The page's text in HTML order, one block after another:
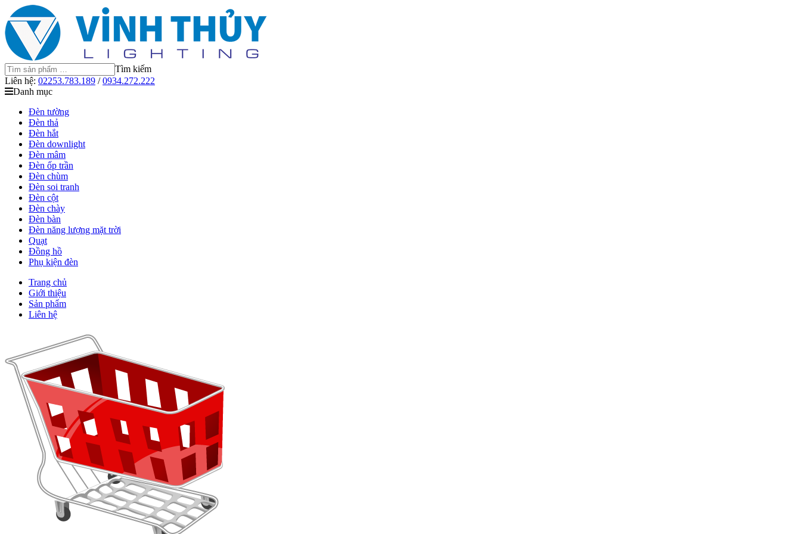
Tìm kiếm
Liên hệ: 02253.783.189 /0934.272.222
Danh mục
Đèn tường
Đèn thả
Đèn hắt
Đèn downlight
Đèn mâm
Đèn ốp trần
Đèn chùm
Đèn soi tranh
Đèn cột
Đèn chày
Đèn bàn
Đèn năng lượng mặt trời
Quạt
Đồng hồ
Phụ kiện đèn
Trang chủ
Giới thiệu
Sản phẩm
Liên hệ